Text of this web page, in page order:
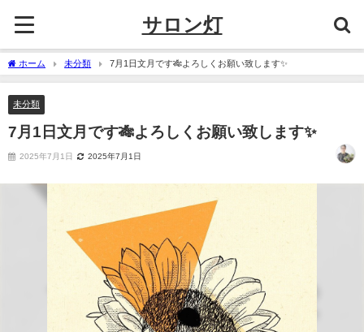
サロン灯
ホーム 未分類 7月1日文月です🎋よろしくお願い致します✨️
未分類
7月1日文月です🎋よろしくお願い致します✨️
2025年7月1日 2025年7月1日